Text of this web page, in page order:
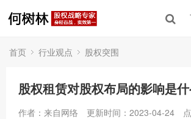
首页 行业观点 股权突围
股权租赁对股权布局的影响是什
作者：来自网络 更新时间：2023-04-24